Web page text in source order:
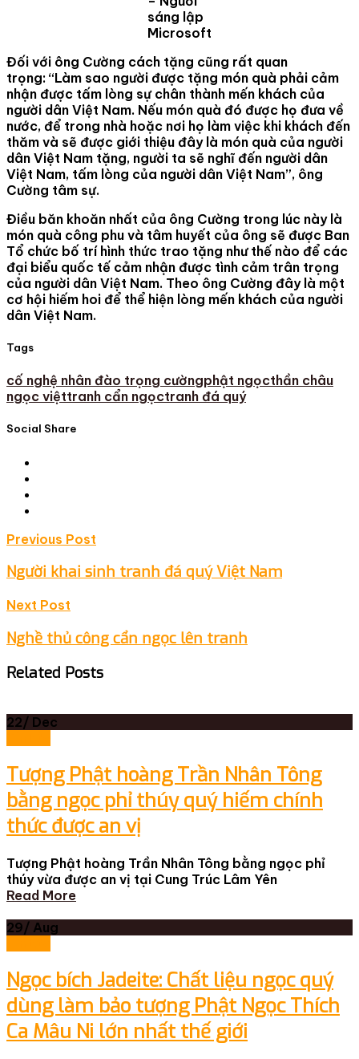
sáng lập
Microsoft
Đối với ông Cường cách tặng cũng rất quan
trọng: “Làm sao người được tặng món quà phải cảm
nhận được tấm lòng sự chân thành mến khách của
người dân Việt Nam. Nếu món quà đó được họ đưa về
nước, để trong nhà hoặc nơi họ làm việc khi khách đến
thăm và sẽ được giới thiệu đây là món quà của người
dân Việt Nam tặng, người ta sẽ nghĩ đến người dân
Việt Nam, tấm lòng của người dân Việt Nam”, ông
Cường tâm sự.
Điều băn khoăn nhất của ông Cường trong lúc này là
món quà công phu và tâm huyết của ông sẽ được Ban
Tổ chức bố trí hình thức trao tặng như thế nào để các
đại biểu quốc tế cảm nhận được tình cảm trân trọng
của người dân Việt Nam. Theo ông Cường đây là một
cơ hội hiếm hoi để thể hiện lòng mến khách của người
dân Việt Nam.
Tags
cố nghệ nhân đào trọng cườngphật ngọcthần châu
ngọc việttranh cẩn ngọctranh đá quý
Social Share
Post
navigation
Previous Post
Người khai sinh tranh đá quý Việt Nam
Next Post
Nghề thủ công cẩn ngọc lên tranh
Related Posts
22/ Dec
Tượng Phật hoàng Trần Nhân Tông
bằng ngọc phỉ thúy quý hiếm chính
thức được an vị
Tượng Phật hoàng Trần Nhân Tông bằng ngọc phỉ
thúy vừa được an vị tại Cung Trúc Lâm Yên
Read More
29/ Aug
Ngọc bích Jadeite: Chất liệu ngọc quý
dùng làm bảo tượng Phật Ngọc Thích
Ca Mâu Ni lớn nhất thế giới